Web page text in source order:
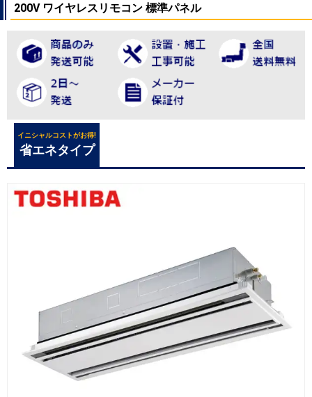
200V ワイヤレスリモコン 標準パネル
イニシャルコストがお得!
省エネタイプ